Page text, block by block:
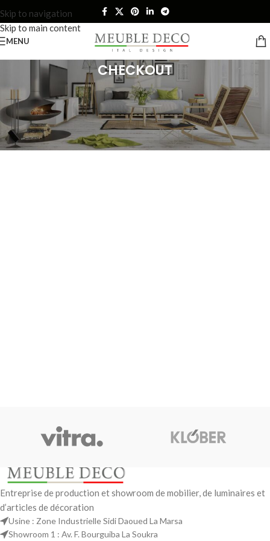
Skip to navigation
Skip to main content
MENU
CHECKOUT
Entreprise de production et showroom de mobilier, de luminaires et
d’articles de décoration
Usine : Zone Industrielle Sidi Daoued La Marsa
Showroom 1 : Av. F. Bourguiba La Soukra